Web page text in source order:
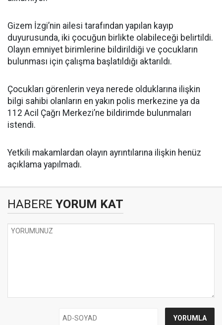
Gizem İzgi’nin ailesi tarafından yapılan kayıp
duyurusunda, iki çocuğun birlikte olabileceği belirtildi.
Olayın emniyet birimlerine bildirildiği ve çocukların
bulunması için çalışma başlatıldığı aktarıldı.
Çocukları görenlerin veya nerede olduklarına ilişkin
bilgi sahibi olanların en yakın polis merkezine ya da
112 Acil Çağrı Merkezi’ne bildirimde bulunmaları
istendi.
Yetkili makamlardan olayın ayrıntılarına ilişkin henüz
açıklama yapılmadı.
HABERE YORUM KAT